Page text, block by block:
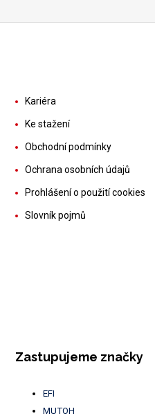
Kariéra
Ke stažení
Obchodní podmínky
Ochrana osobních údajů
Prohlášení o použití cookies
Slovník pojmů
Zastupujeme značky
EFI
MUTOH